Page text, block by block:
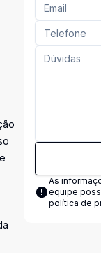
As
equipe
política de